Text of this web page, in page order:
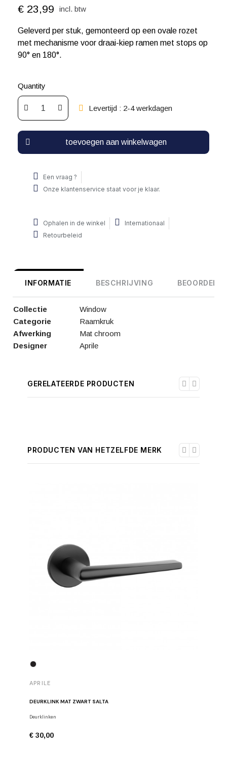
€ 23,99 incl. btw
Geleverd per stuk, gemonteerd op een ovale rozet
met mechanisme voor draai-kiep ramen met stops op
90° en 180°.
Quantity
Levertijd : 2-4 werkdagen
toevoegen aan winkelwagen
Een vraag ?
Onze klantenservice staat voor je klaar.
Ophalen in de winkel
Internationaal
Retourbeleid
INFORMATIE BESCHRIJVING
Collectie
Window
Categorie
Raamkruk
Afwerking
Mat chroom
Designer
Aprile
GERELATEERDE PRODUCTEN
PRODUCTEN VAN HETZELFDE MERK
APRILE
DEURKLINK MAT ZWART SALTA
Deurklinken
€ 30,00